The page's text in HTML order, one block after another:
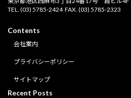
TEL. (03) 5785-2424 FAX. (03) 5785-2323
Contents
会社案内
プライバシーポリシー
サイトマップ
Recent Posts